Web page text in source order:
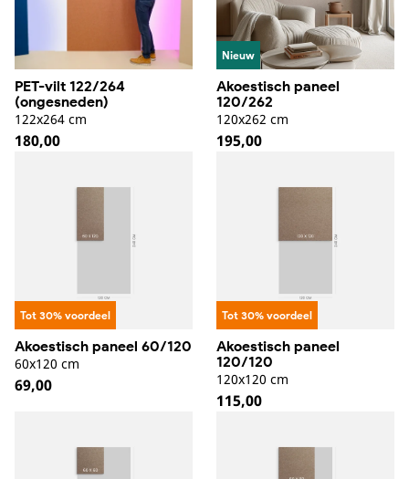
PET-vilt 122/264
(ongesneden)
122x264 cm
Normale
180,00
Nieuw
Akoestisch paneel
120/262
120x262 cm
Normale
195,00
Tot 30% voordeel
Akoestisch paneel 60/120
60x120 cm
Normale
69,00
Tot 30% voordeel
Akoestisch paneel
120/120
120x120 cm
Normale
115,00